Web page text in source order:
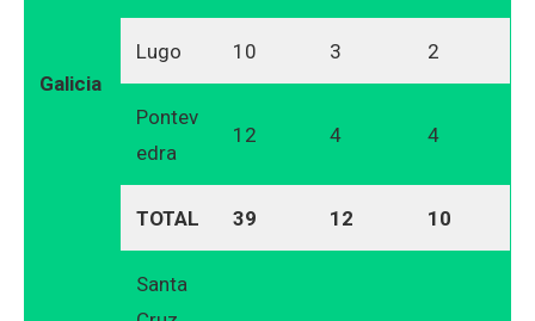
Galicia
Lugo 10 3 2
Pontev
edra
12 4 4
TOTAL 39 12 10
Santa